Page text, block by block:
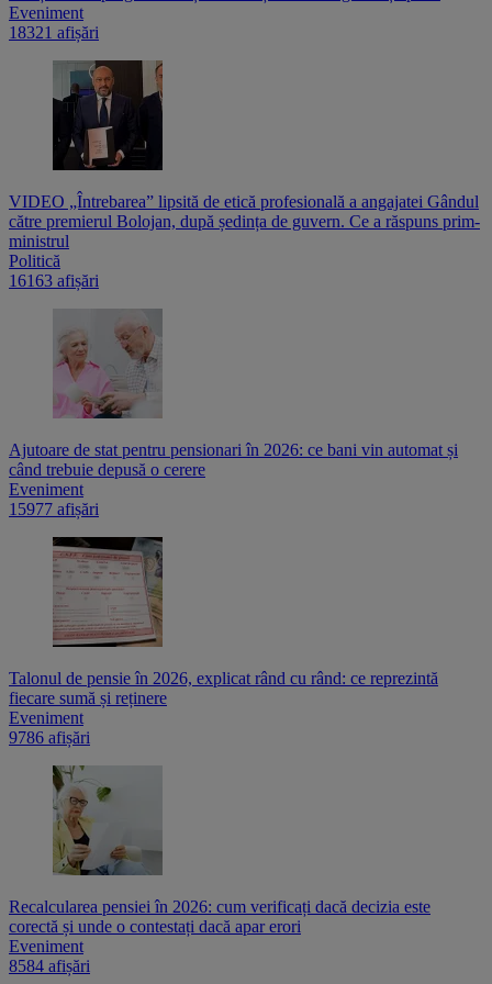
Eveniment
18321 afișări
VIDEO „Întrebarea” lipsită de etică profesională a angajatei Gândul
către premierul Bolojan, după ședința de guvern. Ce a răspuns prim-
ministrul
Politică
16163 afișări
Ajutoare de stat pentru pensionari în 2026: ce bani vin automat și
când trebuie depusă o cerere
Eveniment
15977 afișări
Talonul de pensie în 2026, explicat rând cu rând: ce reprezintă
fiecare sumă și reținere
Eveniment
9786 afișări
Recalcularea pensiei în 2026: cum verificați dacă decizia este
corectă și unde o contestați dacă apar erori
Eveniment
8584 afișări